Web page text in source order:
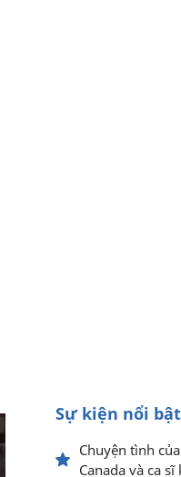
Sự kiện nổi bật
Chuyện tình
Canada và ca